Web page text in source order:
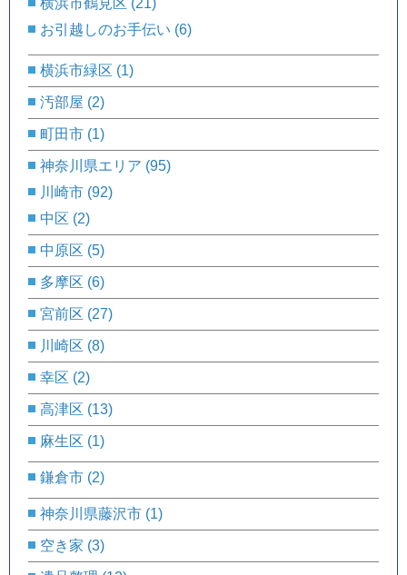
横浜市鶴見区 (21)
お引越しのお手伝い (6)
横浜市緑区 (1)
汚部屋 (2)
町田市 (1)
神奈川県エリア (95)
川崎市 (92)
中区 (2)
中原区 (5)
多摩区 (6)
宮前区 (27)
川崎区 (8)
幸区 (2)
高津区 (13)
麻生区 (1)
鎌倉市 (2)
神奈川県藤沢市 (1)
空き家 (3)